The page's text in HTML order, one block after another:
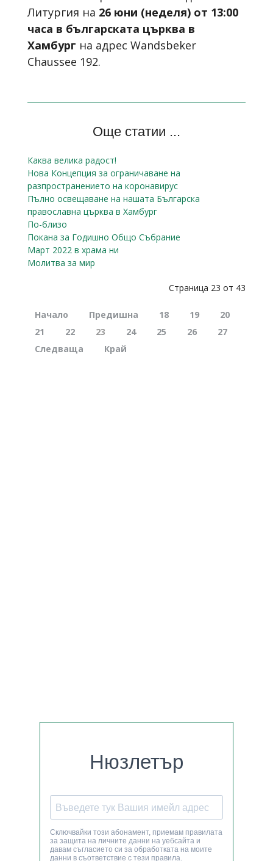
Литургия на 26 юни (неделя) от 13:00
часа в българската църква в
Хамбург на адрес Wandsbeker
Chaussee 192.
Още статии ...
Каква велика радост!
Нова Концепция за ограничаване на
разпространението на коронавирус
Пълно освещаване на нашата Българска
православна църква в Хамбург
По-близо
Покана за Годишно Общо Събрание
Март 2022 в храма ни
Молитва за мир
Страница 23 от 43
Начало Предишна 18 19
20
21
22 23 24 25 26
27
Следваща
Край